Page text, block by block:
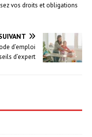
vos droits et obligations
d’emploi
d’expert